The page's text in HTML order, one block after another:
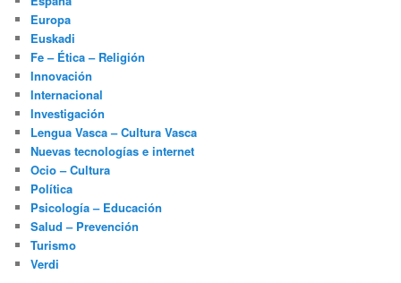
Europa
Euskadi
Fe – Ética – Religión
Innovación
Internacional
Investigación
Lengua Vasca – Cultura Vasca
Nuevas tecnologías e internet
Ocio – Cultura
Política
Psicología – Educación
Salud – Prevención
Turismo
Verdi